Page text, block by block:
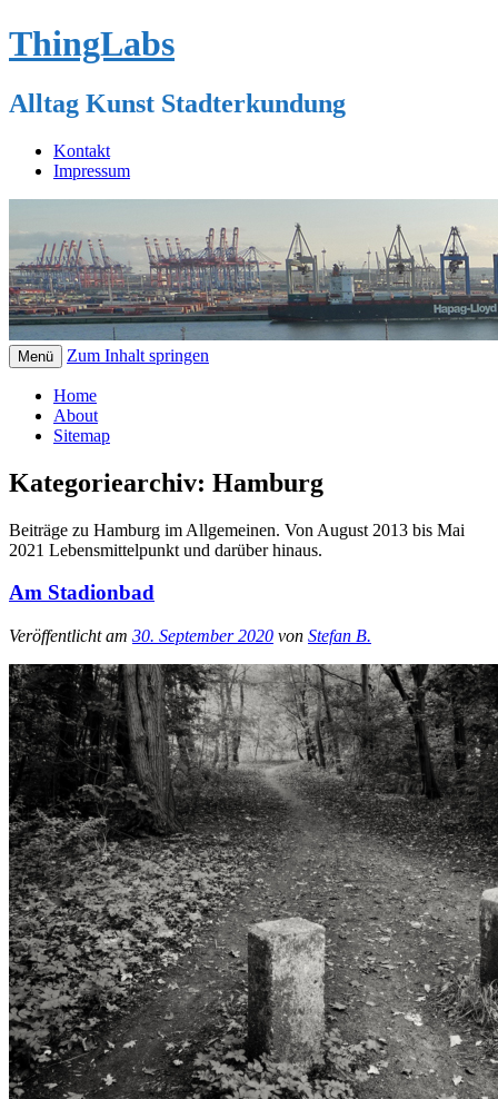
ThingLabs
Alltag Kunst Stadterkundung
Kontakt
Impressum
Menü Zum Inhalt springen
Home
About
Sitemap
Kategoriearchiv: Hamburg
Beiträge zu Hamburg im Allgemeinen. Von August 2013 bis Mai
2021 Lebensmittelpunkt und darüber hinaus.
Am Stadionbad
Veröffentlicht am 30. September 2020 von Stefan B.